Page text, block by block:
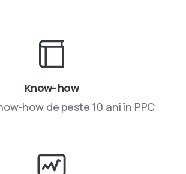
Know-how
how de peste 10 ani în PPC